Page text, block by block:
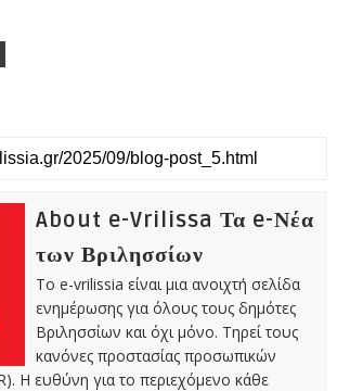
About e-Vrilissa Τα e-Νέα
των Βριλησσίων
Το e-vrilissia είναι μια ανοιχτή σελίδα
ενημέρωσης για όλους τους δημότες
Βριλησσίων και όχι μόνο. Τηρεί τους
κανόνες προστασίας προσωπικών
Η ευθύνη για το περιεχόμενο κάθε